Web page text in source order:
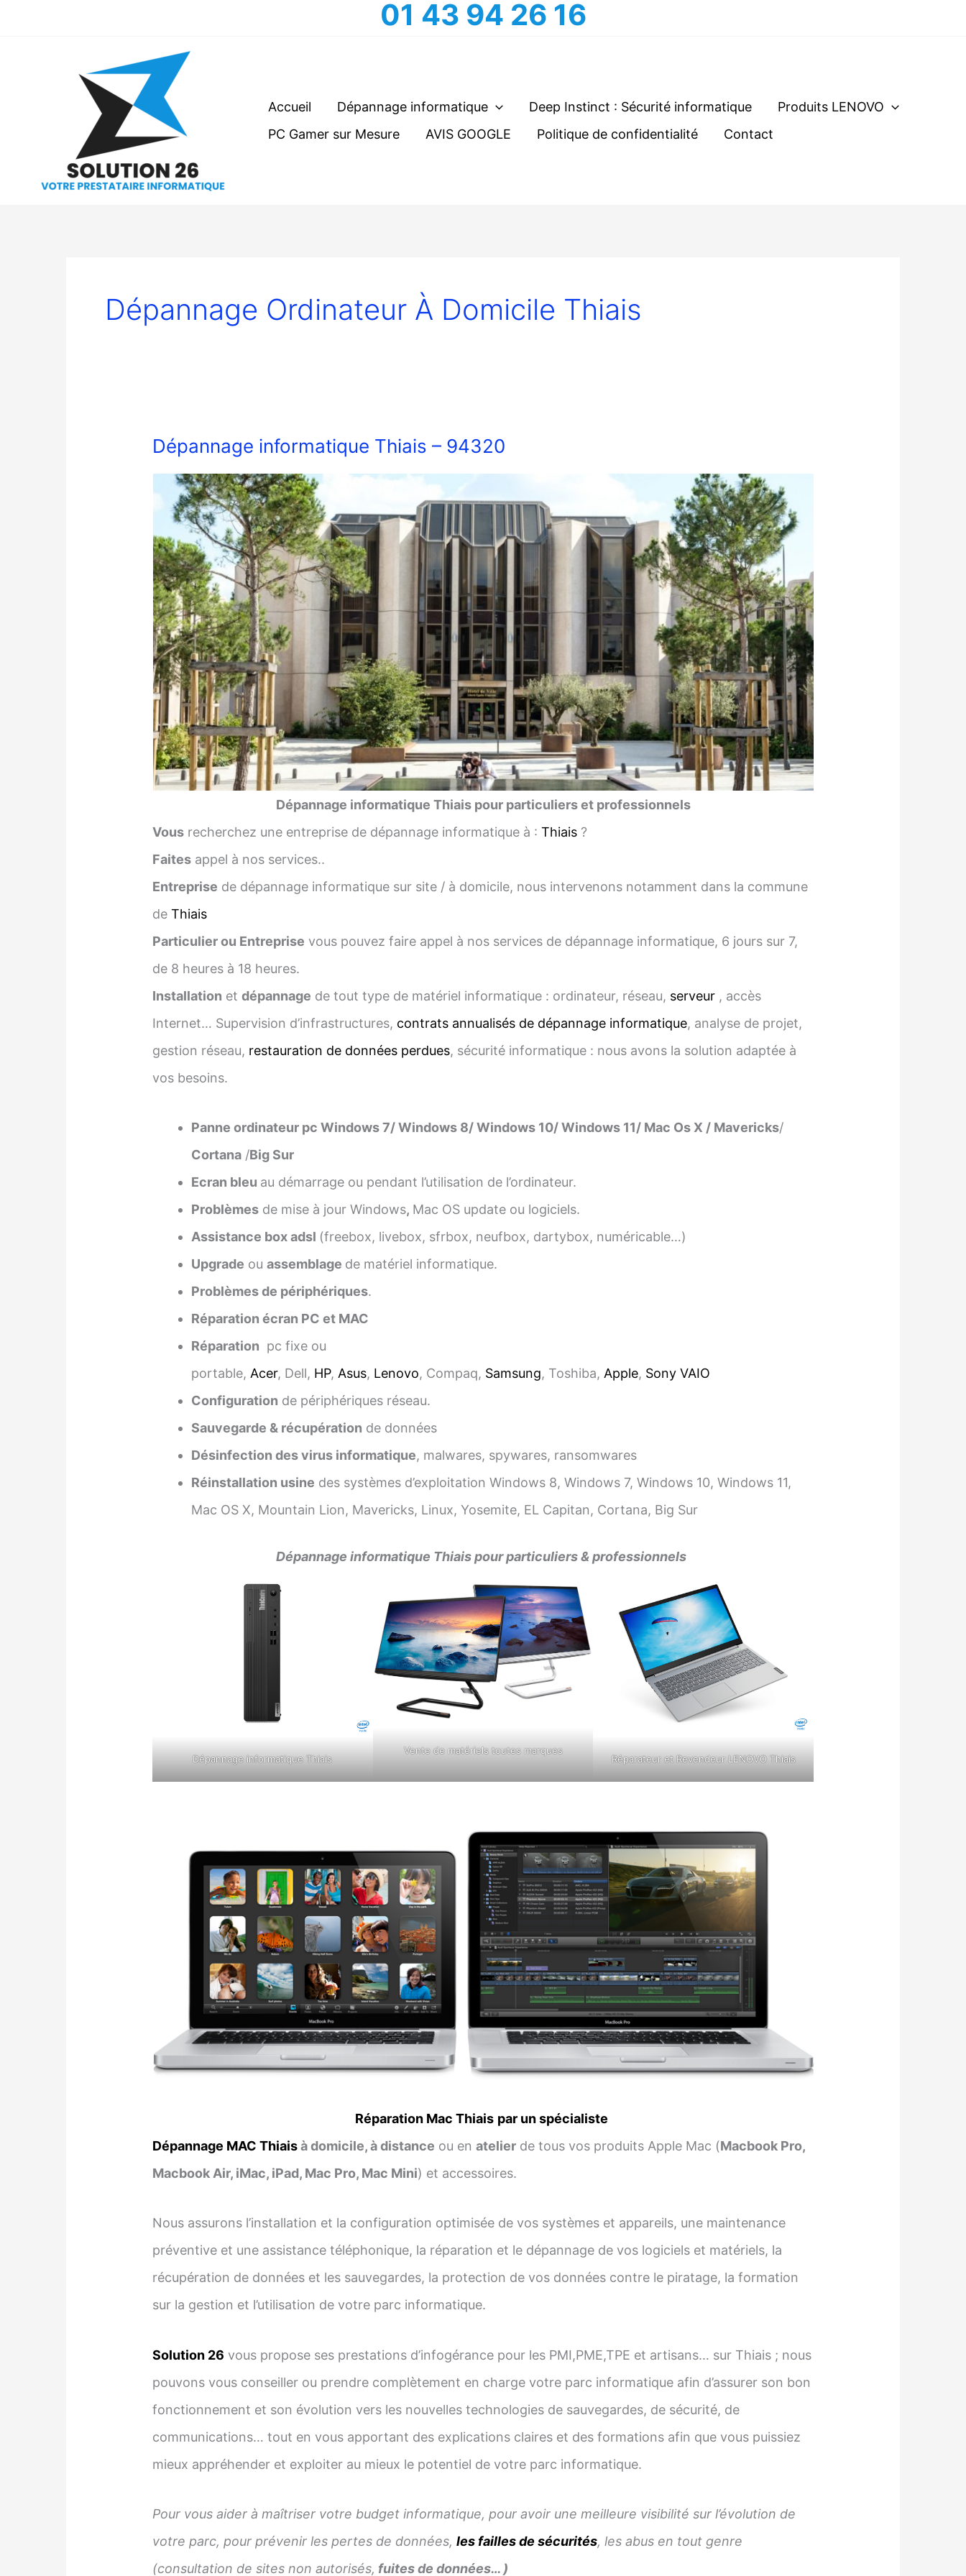
01 43 94 26 16
Accueil Dépannage informatique Deep Instinct : Sécurité informatique
Produits LENOVO
PC Gamer sur Mesure
AVIS GOOGLE Politique de confidentialité Contact
Dépannage Ordinateur À Domicile Thiais
Dépannage informatique Thiais – 94320
Dépannage informatique Thiais pour particuliers et professionnels
Vous recherchez une entreprise de dépannage informatique à :Thiais ?
Faites appel à nos services..
Entreprise de dépannage informatique sur site / à domicile, nous intervenons notamment dans la commune
deThiais
Particulier ou Entreprise vous pouvez faire appel à nos services de dépannage informatique, 6 jours sur 7,
de 8 heures à 18 heures.
Installation etdépannage de tout type de matériel informatique : ordinateur, réseau, serveur , accès
Internet… Supervision d’infrastructures, contrats annualisés de dépannage informatique, analyse de projet,
gestion réseau, restauration de données perdues, sécurité informatique : nous avons la solution adaptée à
vos besoins.
Panne ordinateur pc Windows 7/ Windows 8/ Windows 10/ Windows 11/ Mac Os X / Mavericks/
Cortana /Big Sur
Ecran bleu au démarrage ou pendant l’utilisation de l’ordinateur.
Problèmes de mise à jour Windows, Mac OS update ou logiciels.
Assistance box adsl (freebox, livebox, sfrbox, neufbox, dartybox, numéricable…)
Upgrade ouassemblage de matériel informatique.
Problèmes de périphériques.
Réparation écran PC et MAC
Réparation pc fixe ou
portable,Acer, Dell, HP,Asus, Lenovo, Compaq, Samsung, Toshiba,Apple, Sony VAIO
Configuration de périphériques réseau.
Sauvegarde & récupération de données
Désinfection des virus informatique, malwares, spywares, ransomwares
Réinstallation usine des systèmes d’exploitation Windows 8, Windows 7, Windows 10, Windows 11,
Mac OS X, Mountain Lion, Mavericks, Linux, Yosemite, EL Capitan, Cortana, Big Sur
Dépannage informatique Thiais pour particuliers & professionnels
Dépannage informatique Thiais
Vente de matériels toutes marques
Réparateur et Revendeur LENOVO Thiais
Réparation Mac Thiais par un spécialiste
Dépannage MAC Thiaisà domicile, à distance ou enatelier de tous vos produits Apple Mac (Macbook Pro,
Macbook Air, iMac, iPad, Mac Pro, Mac Mini) et accessoires.
Nous assurons l’installation et la configuration optimisée de vos systèmes et appareils, une maintenance
préventive et une assistance téléphonique, la réparation et le dépannage de vos logiciels et matériels, la
récupération de données et les sauvegardes, la protection de vos données contre le piratage, la formation
sur la gestion et l’utilisation de votre parc informatique.
Solution 26 vous propose ses prestations d’infogérance pour les PMI,PME,TPE et artisans… sur Thiais ; nous
pouvons vous conseiller ou prendre complètement en charge votre parc informatique afin d’assurer son bon
fonctionnement et son évolution vers les nouvelles technologies de sauvegardes, de sécurité, de
communications… tout en vous apportant des explications claires et des formations afin que vous puissiez
mieux appréhender et exploiter au mieux le potentiel de votre parc informatique.
Pour vous aider à maîtriser votre budget informatique, pour avoir une meilleure visibilité sur l’évolution de
votre parc, pour prévenir les pertes de données,les failles de sécurités, les abus en tout genre
(consultation de sites non autorisés, fuites de données… )